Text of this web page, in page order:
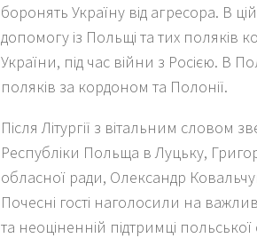
боронять Україну від агресора. В
допомогу із Польщі та тих поляків
України, під час війни з Росією. В
поляків за кордоном та Полонії.
Після Літургії з вітальним
Республіки Польща в Луцьку,
обласної ради, Олександр
Почесні гості наголосили на
та неоціненній підтримці